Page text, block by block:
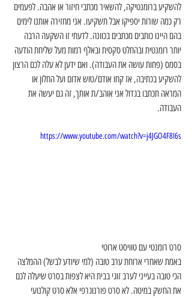
להשקיע ברומנטיקה, להשאיר מכתבי חיזור או אהבה. לפעמים
רק כמה שורות יספיקו אבל תשקיעו. אני מחזירה אותנו לימים
בהם היינו כותבים מכתבים בכוונה. לדעתי זו השקעה הרבה
יותר רומנטית ובהחלט סקסית ובאלף רמות מעל שליחת הודעה
בסמס (פחות עושה את העבודה). ואם ידען לא עלה לכם הרצון
להשקיע בכתיבה, אז קחו אודם/טוש אדום ועל החלון או
המראה תכתבו בגדול אני אוהב/ת אותך, זה גם יעשה את
העבודה.
https://www.youtube.com/watch?v=j4JGO4F8I6s
סרט רומנטי עם טוויסט ארוטי
באמת שאחרי ארוחת ערב טובה (למי שיודע לבשל) ההמלצה
הכי טובה בעייני לערב זוגי בבית היא לצפות בסרט שיעלה לכם
את החשק במיטה. לא סרט פורנוגרפי אלא סרט קולנועי